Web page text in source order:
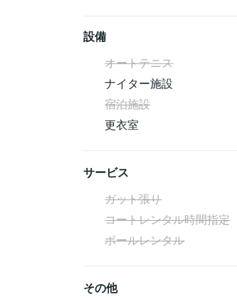
設備
オートテニス
ナイター施設
宿泊施設
更衣室
サービス
ガット張り
コートレンタル時間指定
ボールレンタル
その他